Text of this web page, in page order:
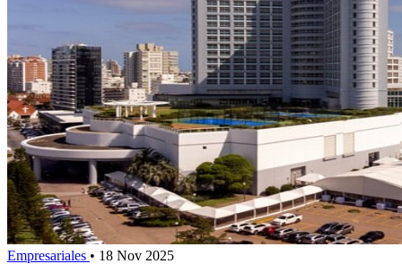
Empresariales • 18 Nov 2025